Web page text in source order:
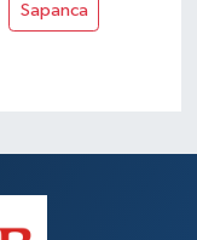
Sapanca